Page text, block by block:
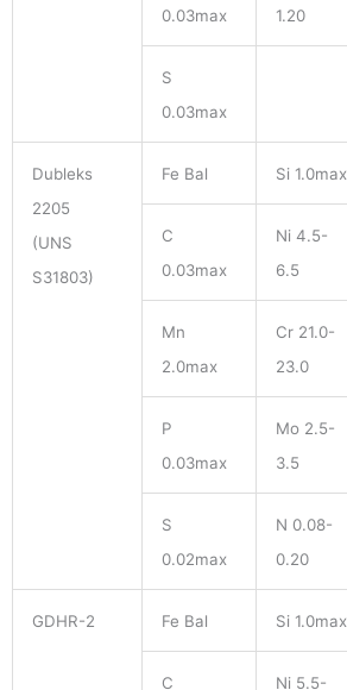
0.03max
1.20
S
0.03max
Dubleks
2205
(UNS
S31803)
Fe Bal Si 1.0max
C
0.03max
Ni 4.5-
6.5
Mn
2.0max
Cr 21.0-
23.0
P
0.03max
Mo 2.5-
3.5
S
0.02max
N 0.08-
0.20
GDHR-2 Fe Bal Si 1.0max
C Ni 5.5-